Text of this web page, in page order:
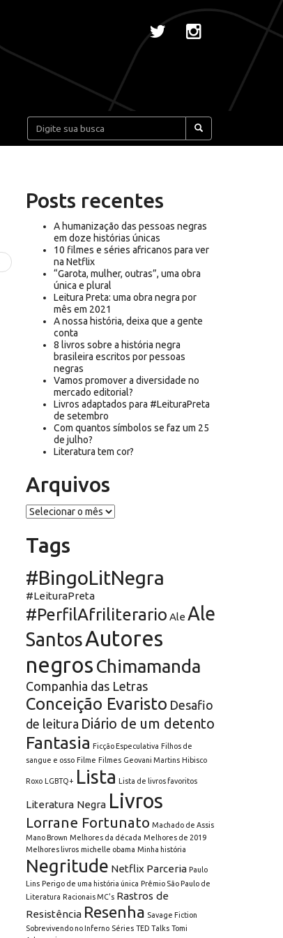
Pesquisar:
Posts recentes
A humanização das pessoas negras
em doze histórias únicas
10 filmes e séries africanos para ver
na Netflix
“Garota, mulher, outras”, uma obra
única e plural
Leitura Preta: uma obra negra por
mês em 2021
A nossa história, deixa que a gente
conta
8 livros sobre a história negra
brasileira escritos por pessoas
negras
Vamos promover a diversidade no
mercado editorial?
Livros adaptados para #LeituraPreta
de setembro
Com quantos símbolos se faz um 25
de julho?
Literatura tem cor?
Arquivos
Arquivos
Tags
#BingoLitNegra
#LeituraPreta
#PerfilAfriliterario Ale Ale
SantosAutores
negros Chimamanda
Companhia das Letras
Conceição Evaristo Desafio
de leitura Diário de um detento
Fantasia Ficção Especulativa Filhos de
sangue e osso Filme Filmes Geovani Martins Hibisco
Roxo LGBTQ+ Lista Lista de livros favoritos
Literatura Negra Livros
Lorrane Fortunato Machado de Assis
Mano Brown Melhores da década Melhores de 2019
Melhores livros michelle obama Minha história
Negritude Netflix Parceria Paulo
Lins Perigo de uma história única Prêmio São Paulo de
Literatura Racionais MC's Rastros de
Resistência Resenha Savage Fiction
Sobrevivendo no Inferno Séries TED Talks Tomi